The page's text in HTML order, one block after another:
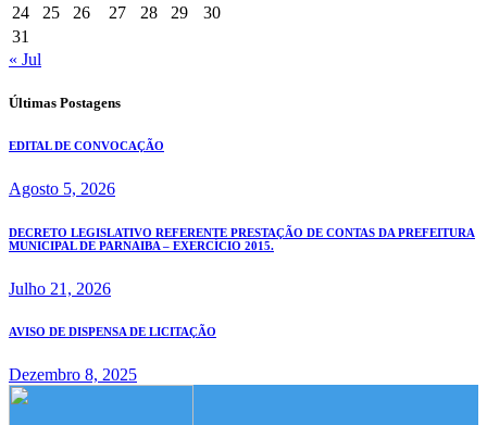
24
25 26 27 28 29
30
31
« Jul
Últimas Postagens
EDITAL DE CONVOCAÇÃO
Agosto 5, 2026
DECRETO LEGISLATIVO REFERENTE PRESTAÇÃO DE CONTAS DA PREFEITURA
MUNICIPAL DE PARNAIBA – EXERCÍCIO 2015.
Julho 21, 2026
AVISO DE DISPENSA DE LICITAÇÃO
Dezembro 8, 2025